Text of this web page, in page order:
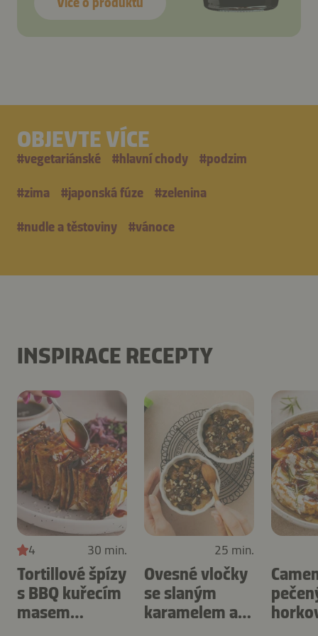
OBJEVTE VÍCE
#vegetariánské #hlavní chody #podzim
#zima #japonská fúze #zelenina
#nudle a těstoviny #vánoce
INSPIRACE RECEPTY
4 30 min.
Tortillové špízy
s BBQ kuřecím
masem
25 min.
Ovesné vločky
se slaným
karamelem a